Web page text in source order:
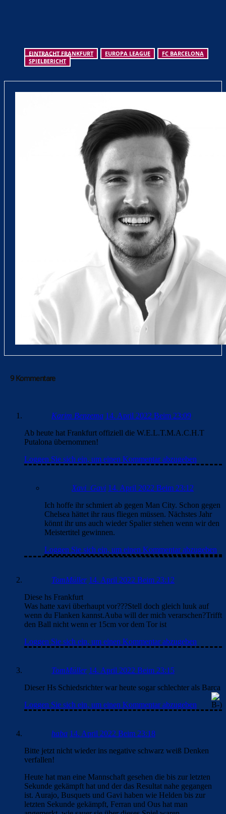
EINTRACHT FRANKFURT EUROPA LEAGUE
FC BARCELONA
SPIELBERICHT
9 Kommentare
Karim Benzema 14. April 2022 Beim 23:09
Ab heute hat Frankfurt offiziell die W.E.L.T.M.A.C.H.T
Putalona übernommen!
Loggen Sie sich ein, um einen Kommentar abzugeben
Xavi_Gavi 14. April 2022 Beim 23:12
Ich hoffe ihr schmiert ab gegen Man City. Schon gegen
Chelsea hättet ihr raus fliegen müssen. Nächstes Jahr
könnt ihr uns auch wieder Spalier stehen wenn wir den
Meistertitel gewinnen.
Loggen Sie sich ein, um einen Kommentar abzugeben
TomMüller 14. April 2022 Beim 23:12
Diese hs Frankfurt
Was hatte xavi überhaupt vor???Stell doch gleich luuk auf
wenn du Flanken kannst.Auba will der mich verarschen?Trifft
den Ball nicht wenn er 15cm vor dem Tor ist
Loggen Sie sich ein, um einen Kommentar abzugeben
TomMüller 14. April 2022 Beim 23:15
Dieser Hs Schiedsrichter war heute sogar schlechter als Barca
Loggen Sie sich ein, um einen Kommentar abzugeben
haba 14. April 2022 Beim 23:18
Bitte jetzt nicht wieder ins negative schwarz weiß Denken
verfallen!
Heute hat man eine Mannschaft gesehen die bis zur letzten
Sekunde gekämpft hat und der das Resultat nahe gegangen
ist. Aurajo, Busquets und Gavi haben wie Helden bis zur
letzten Sekunde gekämpft, Ferran und Ous hat man